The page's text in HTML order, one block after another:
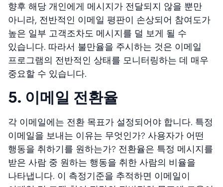
향후 해당 개인에게 메시지가 전달되지 않을 뿐만
아니라, 전반적인 이메일 평판이 손상되어 참여도가
높은 일부 고객조차도 메시지를 덜 보게 될 수
있습니다. 따라서 불만율을 주시하는 것은 이메일
프로그램의 전반적인 상태를 모니터링하는 데 매우
중요할 수 있습니다.
5. 이메일 전환율
각 이메일에는 전환 목표가 설정되어야 합니다. 특정
이메일을 보내는 이유는 무엇인가? 사용자가 어떤
행동을 취하기를 원하는가? 전환율은 특정 메시지를
받은 사람 중 원하는 행동을 취한 사람의 비율을
나타냅니다. 이 측정기준을 추적하면 이메일이